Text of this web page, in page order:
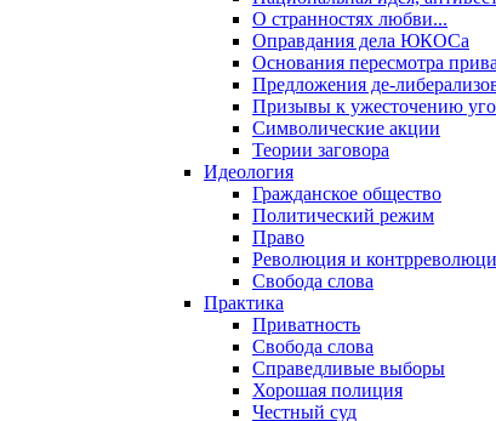
О странностях любви...
Оправдания дела ЮКОСа
Основания пересмотра
Предложения де-
Призывы к ужесточению
Символические акции
Теории заговора
Идеология
Гражданское общество
Политический режим
Право
Революция и
Свобода слова
Практика
Приватность
Свобода слова
Справедливые выборы
Хорошая полиция
Честный суд